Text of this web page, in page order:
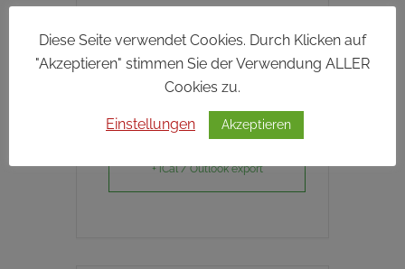
+ Zu Google Kalender hinzufügen
+ iCal / Outlook export
Diese Seite verwendet Cookies. Durch Klicken auf
"Akzeptieren" stimmen Sie der Verwendung ALLER
Cookies zu.
Einstellungen Akzeptieren